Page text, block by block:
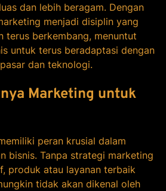
dan lebih beragam. Dengan
menjadi disiplin yang
terus berkembang, menuntut
untuk terus beradaptasi dengan
dan teknologi.
Marketing untuk
peran krusial dalam
bisnis. Tanpa strategi marketing
produk atau layanan terbaik
tidak akan dikenal oleh